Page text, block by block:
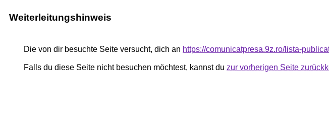
Weiterleitungshinweis
Die von dir besuchte Seite versucht, dich an https://comunicatpresa.9z.ro/lista-
Falls du diese Seite nicht besuchen möchtest, kannst du zur vorherigen Seite